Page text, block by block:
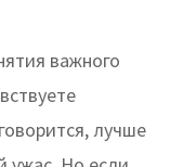
важного
лучше